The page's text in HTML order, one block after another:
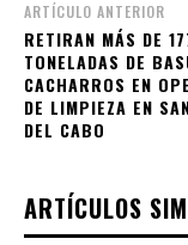
ARTÍCULO ANTERIOR
RETIRAN MÁS DE
TONELADAS DE
CACHARROS EN
DE LIMPIEZA EN
DEL CABO
ARTÍCULOS